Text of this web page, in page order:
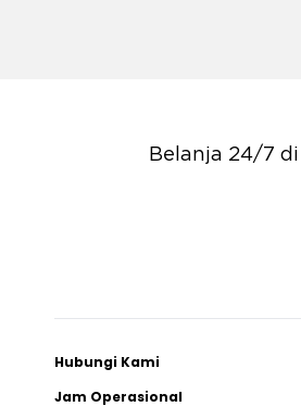
Belanja 24/7
Hubungi Kami
Jam Operasional